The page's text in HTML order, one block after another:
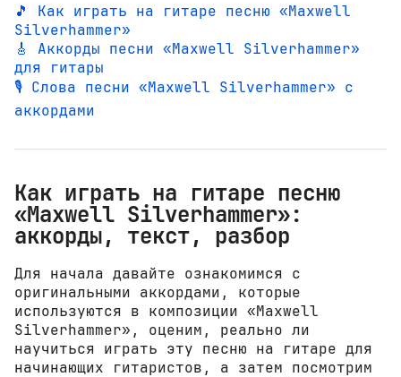
🎵 Как играть на гитаре песню «Maxwell
Silverhammer»
🎸 Аккорды песни «Maxwell Silverhammer»
для гитары
🎙️ Слова песни «Maxwell Silverhammer» с
аккордами
Как играть на гитаре песню
«Maxwell Silverhammer»:
аккорды, текст, разбор
Для начала давайте ознакомимся с
оригинальными аккордами, которые
используются в композиции «Maxwell
Silverhammer», оценим, реально ли
научиться играть эту песню на гитаре для
начинающих гитаристов, а затем посмотрим